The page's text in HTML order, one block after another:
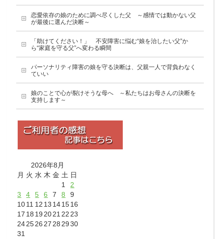
恋愛依存の娘のために調べ尽くした父 ～感情では動かない父
が最後に選んだ決断～
「助けてください！」 不安障害に悩む“娘を治したい父”か
ら“家庭を守る父”へ変わる瞬間
パーソナリティ障害の娘を守る決断は、父親一人で背負わなく
ていい
娘のことで心が裂けそうな母へ ～私たちはお母さんの決断を
支持します～
2026年8月
月 火 水 木 金 土 日
1
2
3
4 5 6 7 8
9
1011 12 13 141516
17 18 19 2021 22 23
242526 27 28 29 30
31